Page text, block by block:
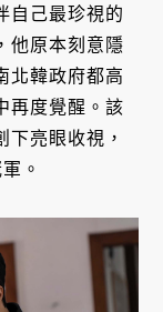
自己最珍視的
他原本刻意隱
北韓政府都高
再度覺醒。該
下亮眼收視，
。